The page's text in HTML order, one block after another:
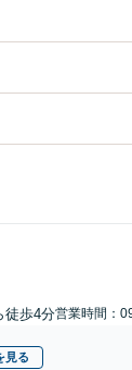
相談できる千葉
徒歩4分営業時間：
見る